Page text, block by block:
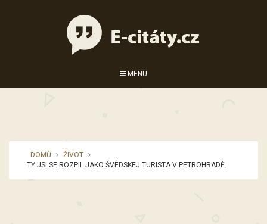
MENU
DOMŮ
ŽIVOT
TY JSI SE ROZPIL JAKO ŠVÉDSKEJ TURISTA V PETROHRADĚ.